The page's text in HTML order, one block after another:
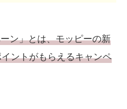
ン」とは、モッピーの新
ントがもらえるキャンペ